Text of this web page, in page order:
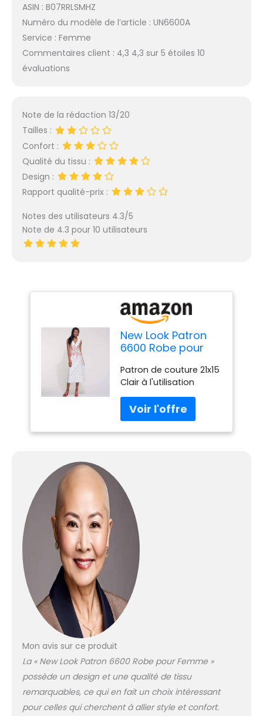
ASIN : B07RRLSMHZ
Numéro du modèle de l’article : UN6600A
Service : Femme
Commentaires client : 4,3 4,3 sur 5 étoiles 10
évaluations
Note de la rédaction 13/20
Tailles :
Confort :
Qualité du tissu :
Design :
Rapport qualité-prix :
Notes des utilisateurs 4.3/5
Note de 4.3 pour 10 utilisateurs
New Look Patron
6600 Robe pour
Patron de couture 21x15
Clair à l'utilisation
Mon avis sur ce produit
La « New Look Patron 6600 Robe pour Femme »
possède un design et une qualité de tissu
remarquables, ce qui en fait un choix intéressant
pour celles qui cherchent à allier style et confort.